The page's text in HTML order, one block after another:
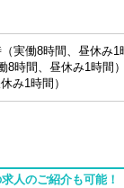
実働8時間、昼休み
8時間、昼休み1時
み1時間）
人のご紹介も可能！